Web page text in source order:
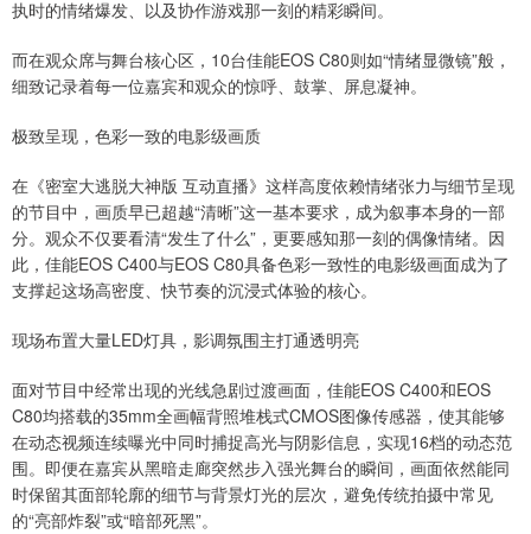
执时的情绪爆发、以及协作游戏那一刻的精彩瞬间。
而在观众席与舞台核心区，10台佳能EOS C80则如“情绪显微镜”般，
细致记录着每一位嘉宾和观众的惊呼、鼓掌、屏息凝神。
极致呈现，色彩一致的电影级画质
在《密室大逃脱大神版 互动直播》这样高度依赖情绪张力与细节呈现
的节目中，画质早已超越“清晰”这一基本要求，成为叙事本身的一部
分。观众不仅要看清“发生了什么”，更要感知那一刻的偶像情绪。因
此，佳能EOS C400与EOS C80具备色彩一致性的电影级画面成为了
支撑起这场高密度、快节奏的沉浸式体验的核心。
现场布置大量LED灯具，影调氛围主打通透明亮
面对节目中经常出现的光线急剧过渡画面，佳能EOS C400和EOS
C80均搭载的35mm全画幅背照堆栈式CMOS图像传感器，使其能够
在动态视频连续曝光中同时捕捉高光与阴影信息，实现16档的动态范
围。即便在嘉宾从黑暗走廊突然步入强光舞台的瞬间，画面依然能同
时保留其面部轮廓的细节与背景灯光的层次，避免传统拍摄中常见
的“亮部炸裂”或“暗部死黑”。